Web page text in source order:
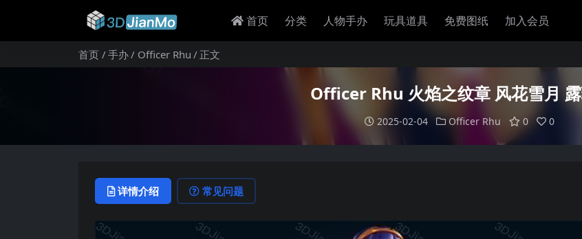
首页 分类 人物手办 玩具道具 免费图纸 加入会员
首页 手办 Officer Rhu 正文
Officer Rhu 火焰之纹章 风花雪月
2025-02-04 Officer Rhu 0 0
详情介绍 常见问题